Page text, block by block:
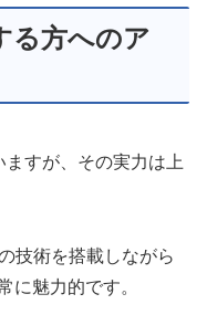
る方へのア
すが、その実力は上
技術を搭載しながら
に魅力的です。